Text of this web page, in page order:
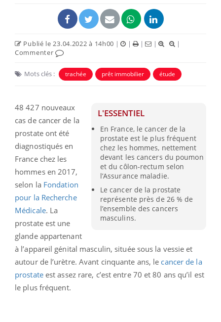
Publié le 23.04.2022 à 14h00 | | | |
|
Commenter
Mots clés : trachée prêt immobilier étude
L'ESSENTIEL
En France, le cancer de la
prostate est le plus fréquent
chez les hommes, nettement
devant les cancers du poumon
et du côlon-rectum selon
l’Assurance maladie.
Le cancer de la prostate
représente près de 26 % de
l’ensemble des cancers
masculins.
48 427 nouveaux
cas de cancer de la
prostate ont été
diagnostiqués en
France chez les
hommes en 2017,
selon la Fondation
pour la Recherche
Médicale. La
prostate est une
glande appartenant
à l’appareil génital masculin, située sous la vessie et
autour de l’urètre. Avant cinquante ans, le cancer de la
prostateest assez rare, c’est entre 70 et 80 ans qu’il est
le plus fréquent.